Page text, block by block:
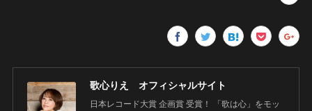
歌心りえ オフィシャルサイト
日本レコード大賞 企画賞 受賞！ 「歌は心」をモッ